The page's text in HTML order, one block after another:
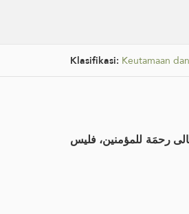
Klasifikasi: Keutamaan
رحمَة للمؤمنين، فليس